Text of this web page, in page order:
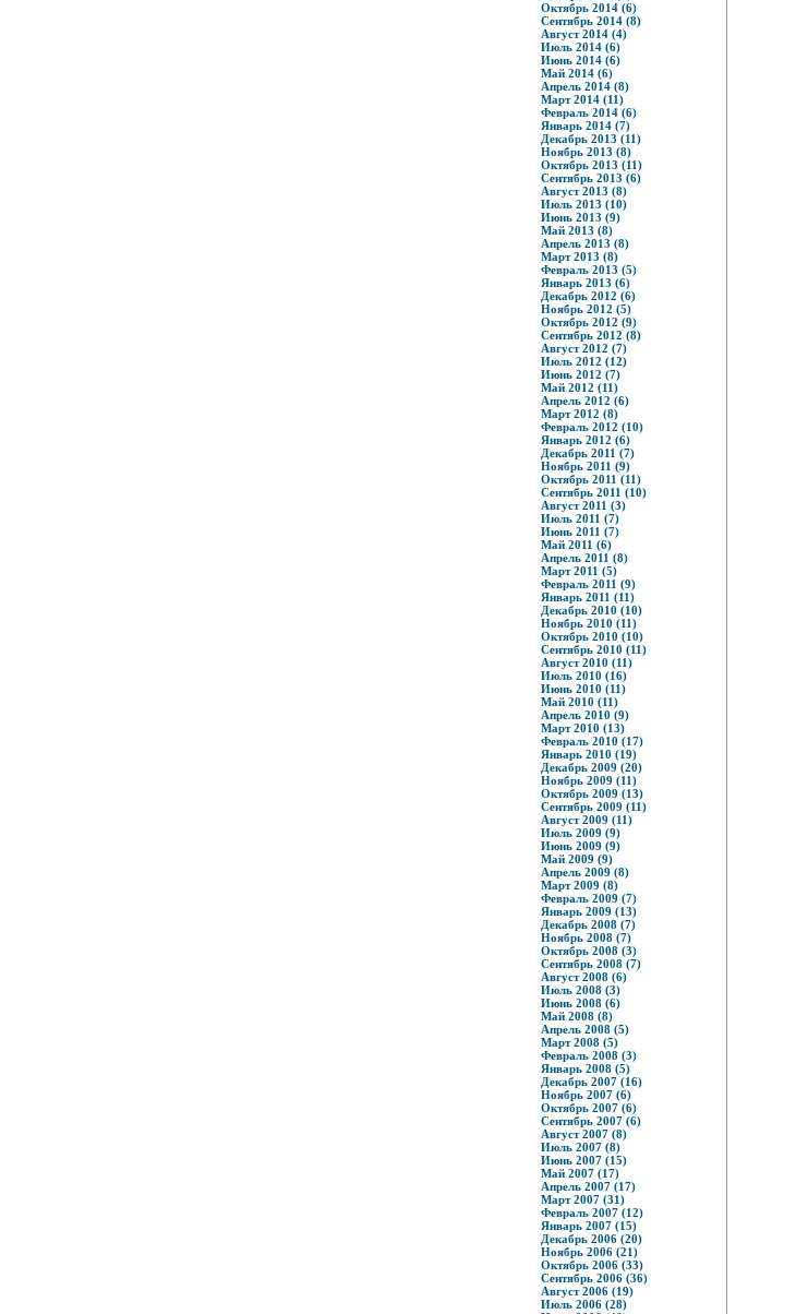
Октябрь 2014 (6)
Сентябрь 2014 (8)
Август 2014 (4)
Июль 2014 (6)
Июнь 2014 (6)
Май 2014 (6)
Апрель 2014 (8)
Март 2014 (11)
Февраль 2014 (6)
Январь 2014 (7)
Декабрь 2013 (11)
Ноябрь 2013 (8)
Октябрь 2013 (11)
Сентябрь 2013 (6)
Август 2013 (8)
Июль 2013 (10)
Июнь 2013 (9)
Май 2013 (8)
Апрель 2013 (8)
Март 2013 (8)
Февраль 2013 (5)
Январь 2013 (6)
Декабрь 2012 (6)
Ноябрь 2012 (5)
Октябрь 2012 (9)
Сентябрь 2012 (8)
Август 2012 (7)
Июль 2012 (12)
Июнь 2012 (7)
Май 2012 (11)
Апрель 2012 (6)
Март 2012 (8)
Февраль 2012 (10)
Январь 2012 (6)
Декабрь 2011 (7)
Ноябрь 2011 (9)
Октябрь 2011 (11)
Сентябрь 2011 (10)
Август 2011 (3)
Июль 2011 (7)
Июнь 2011 (7)
Май 2011 (6)
Апрель 2011 (8)
Март 2011 (5)
Февраль 2011 (9)
Январь 2011 (11)
Декабрь 2010 (10)
Ноябрь 2010 (11)
Октябрь 2010 (10)
Сентябрь 2010 (11)
Август 2010 (11)
Июль 2010 (16)
Июнь 2010 (11)
Май 2010 (11)
Апрель 2010 (9)
Март 2010 (13)
Февраль 2010 (17)
Январь 2010 (19)
Декабрь 2009 (20)
Ноябрь 2009 (11)
Октябрь 2009 (13)
Сентябрь 2009 (11)
Август 2009 (11)
Июль 2009 (9)
Июнь 2009 (9)
Май 2009 (9)
Апрель 2009 (8)
Март 2009 (8)
Февраль 2009 (7)
Январь 2009 (13)
Декабрь 2008 (7)
Ноябрь 2008 (7)
Октябрь 2008 (3)
Сентябрь 2008 (7)
Август 2008 (6)
Июль 2008 (3)
Июнь 2008 (6)
Май 2008 (8)
Апрель 2008 (5)
Март 2008 (5)
Февраль 2008 (3)
Январь 2008 (5)
Декабрь 2007 (16)
Ноябрь 2007 (6)
Октябрь 2007 (6)
Сентябрь 2007 (6)
Август 2007 (8)
Июль 2007 (8)
Июнь 2007 (15)
Май 2007 (17)
Апрель 2007 (17)
Март 2007 (31)
Февраль 2007 (12)
Январь 2007 (15)
Декабрь 2006 (20)
Ноябрь 2006 (21)
Октябрь 2006 (33)
Сентябрь 2006 (36)
Август 2006 (19)
Июль 2006 (28)